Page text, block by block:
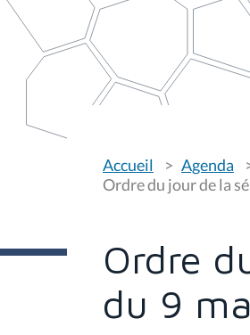
o
u
s
s
:
Accueil Agenda
Ordre du jour de la
Ordre
du 9